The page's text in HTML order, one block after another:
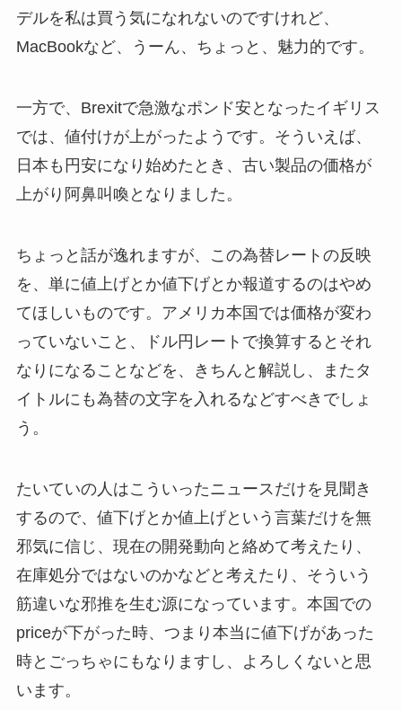
デルを私は買う気になれないのですけれど、
MacBookなど、うーん、ちょっと、魅力的です。
一方で、Brexitで急激なポンド安となったイギリス
では、値付けが上がったようです。そういえば、
日本も円安になり始めたとき、古い製品の価格が
上がり阿鼻叫喚となりました。
ちょっと話が逸れますが、この為替レートの反映
を、単に値上げとか値下げとか報道するのはやめ
てほしいものです。アメリカ本国では価格が変わ
っていないこと、ドル円レートで換算するとそれ
なりになることなどを、きちんと解説し、またタ
イトルにも為替の文字を入れるなどすべきでしょ
う。
たいていの人はこういったニュースだけを見聞き
するので、値下げとか値上げという言葉だけを無
邪気に信じ、現在の開発動向と絡めて考えたり、
在庫処分ではないのかなどと考えたり、そういう
筋違いな邪推を生む源になっています。本国での
priceが下がった時、つまり本当に値下げがあった
時とごっちゃにもなりますし、よろしくないと思
います。